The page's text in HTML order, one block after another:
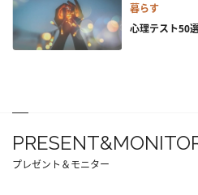
暮らす
心理テスト50
プレゼント＆モニター